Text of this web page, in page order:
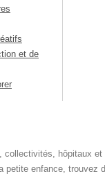
et de
hôpitaux
enfance,